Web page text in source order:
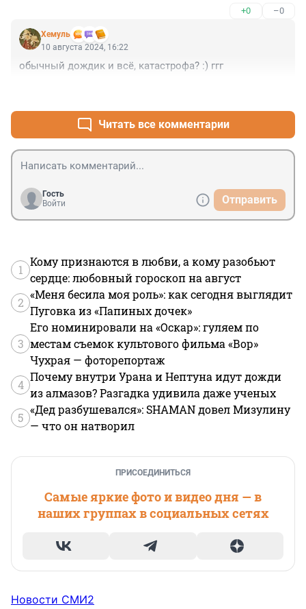
+0 –0
Xемуль
10 августа 2024, 16:22
обычный дождик и всё, катастрофа? :) ггг
Читать все комментарии
Гость
Войти
Отправить
1
Кому признаются в любви, а кому разобьют
сердце: любовный гороскоп на август
2
«Меня бесила моя роль»: как сегодня выглядит
Пуговка из «Папиных дочек»
3
Его номинировали на «Оскар»: гуляем по
местам съемок культового фильма «Вор»
Чухрая — фоторепортаж
4
Почему внутри Урана и Нептуна идут дожди
из алмазов? Разгадка удивила даже ученых
5
«Дед разбушевался»: SHAMAN довел Мизулину
— что он натворил
ПРИСОЕДИНИТЬСЯ
Самые яркие фото и видео дня — в
наших группах в социальных сетях
Новости СМИ2